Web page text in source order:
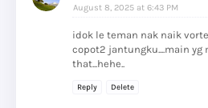
August 8, 2025 at 6:43 PM
idok le teman nak naik
copot2 jantungku....main yg
that...hehe..
Reply Delete